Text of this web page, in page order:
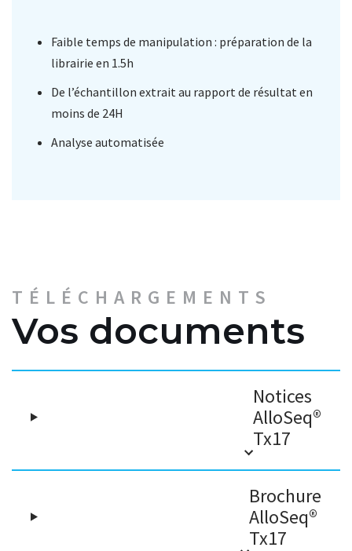
Faible temps de manipulation : préparation de la
librairie en 1.5h
De l’échantillon extrait au rapport de résultat en
moins de 24H
Analyse automatisée
TÉLÉCHARGEMENTS
Vos documents
Notices
AlloSeq®
Tx17
Brochure
AlloSeq®
Tx17